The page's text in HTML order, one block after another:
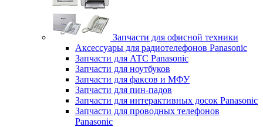
Запчасти для офисной техники
Аксессуары для радиотелефонов Panasonic
Запчасти для АТС Panasonic
Запчасти для ноутбуков
Запчасти для факсов и МФУ
Запчасти для пин-падов
Запчасти для интерактивных досок Panasonic
Запчасти для проводных телефонов
Panasonic